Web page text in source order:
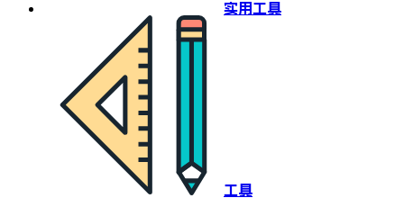
实用工具
工具